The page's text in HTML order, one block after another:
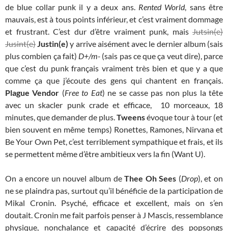
de blue collar punk il y a deux ans. Rented World, sans être
mauvais, est à tous points inférieur, et c’est vraiment dommage
et frustrant. C’est dur d’être vraiment punk, mais Jutsin(e)
Jusint(e)Justin(e) y arrive aisément avec le dernier album (sais
plus combien ça fait) D+/m- (sais pas ce que ça veut dire), parce
que c’est du punk français vraiment très bien et que y a que
comme ça que j’écoute des gens qui chantent en français.
Plague Vendor (Free to Eat) ne se casse pas non plus la tête
avec un skacler punk crade et efficace, 10 morceaux, 18
minutes, que demander de plus.Tweensévoque tour à tour (et
bien souvent en même temps) Ronettes, Ramones, Nirvana et
Be Your Own Pet, c’est terriblement sympathique et frais, et ils
se permettent même d’être ambitieux vers la fin (Want U).
On a encore un nouvel album deThee Oh Sees (Drop), et on
ne se plaindra pas, surtout qu’il bénéficie de la participation de
Mikal Cronin. Psyché, efficace et excellent, mais on s’en
doutait. Cronin me fait parfois penser à J Mascis, ressemblance
physique, nonchalance et capacité d’écrire des popsongs